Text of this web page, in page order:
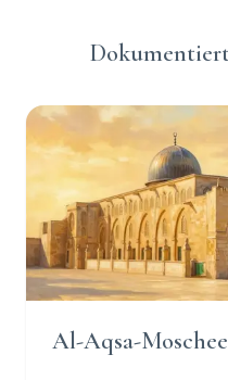
Al-Aqsa-Moschee